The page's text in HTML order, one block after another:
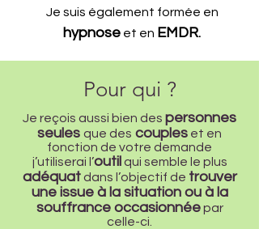
Je suis également formée en
hypnose et en EMDR.
Pour qui ?
Je reçois aussi bien des personnes
seules que des couples et en
fonction de votre demande
j’utiliserai l’outil qui semble le plus
adéquatdans l’objectif de trouver
une issue à la situation ou à la
souffrance occasionnéepar
celle-ci.